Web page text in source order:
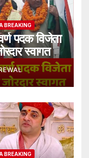
BREAKING
पदक विजेता
स्वागत
BREAKING